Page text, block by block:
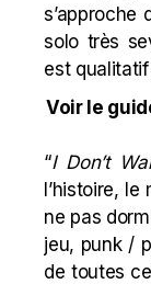
s’approche
solo très
est qualitatif
Voir le
“I Don’t
l’histoire,
ne pas
jeu, punk /
de toutes